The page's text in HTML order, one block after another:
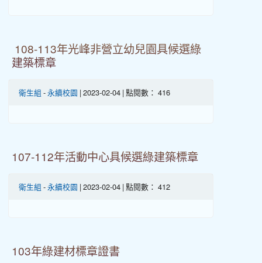
108-113年光峰非營立幼兒園具候選綠
建築標章
衛生組 - 永續校園 | 2023-02-04 | 點閱數： 416
107-112年活動中心具候選綠建築標章
衛生組 - 永續校園 | 2023-02-04 | 點閱數： 412
103年綠建材標章證書